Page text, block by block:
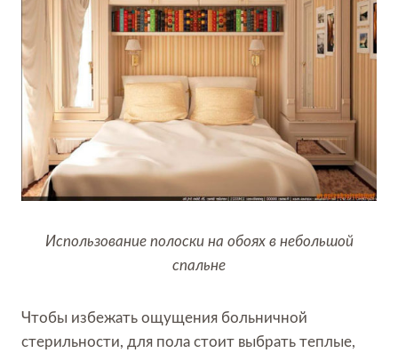
Использование полоски на обоях в небольшой
спальне
Чтобы избежать ощущения больничной
стерильности, для пола стоит выбрать теплые,